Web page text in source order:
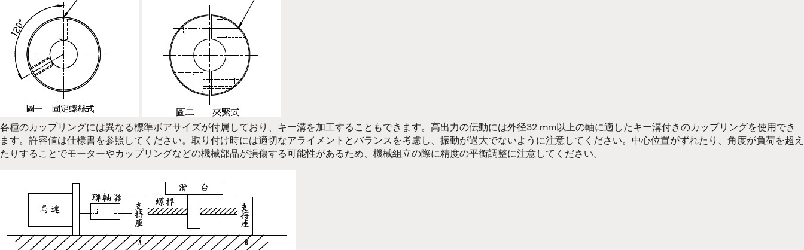
各種のカップリングには異なる標準ボアサイズが付属しており、キー溝を加工することもできます。高出力の伝動には外径32 mm以上の軸に適したキー溝付きのカップリングを使用でき
ます。許容値は仕様書を参照してください。取り付け時には適切なアライメントとバランスを考慮し、振動が過大でないように注意してください。中心位置がずれたり、角度が負荷を超え
たりすることでモーターやカップリングなどの機械部品が損傷する可能性があるため、機械組立の際に精度の平衡調整に注意してください。